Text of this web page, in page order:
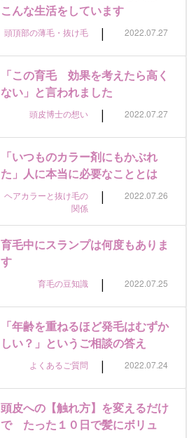
こんな生活をしています
頭頂部の薄毛・抜け毛 | 2022.07.27
「この育毛 効果を考えたら高く
ない」と言われました
頭皮博士の想い | 2022.07.27
「いつものカラー剤にもかぶれ
た」人に本当に必要なこととは
ヘアカラーと抜け毛の
関係
| 2022.07.26
育毛中にスランプは何度もありま
す
育毛の豆知識 | 2022.07.25
「年齢を重ねるほど発毛はむずか
しい？」というご相談の答え
よくあるご質問 | 2022.07.24
頭皮への【触れ方】を変えるだけ
で たった１０日で髪にボリュ